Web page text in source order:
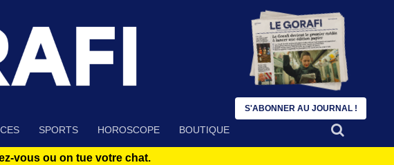
SPORTS HOROSCOPE BOUTIQUE
vous ou on tue votre chat.
S'ABONNER AU JOURNAL !